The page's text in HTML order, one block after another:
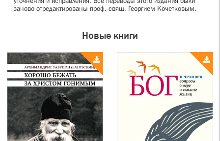
заново отредактированы проф.-свящ. Георгием Кочетковым.
Новые книги